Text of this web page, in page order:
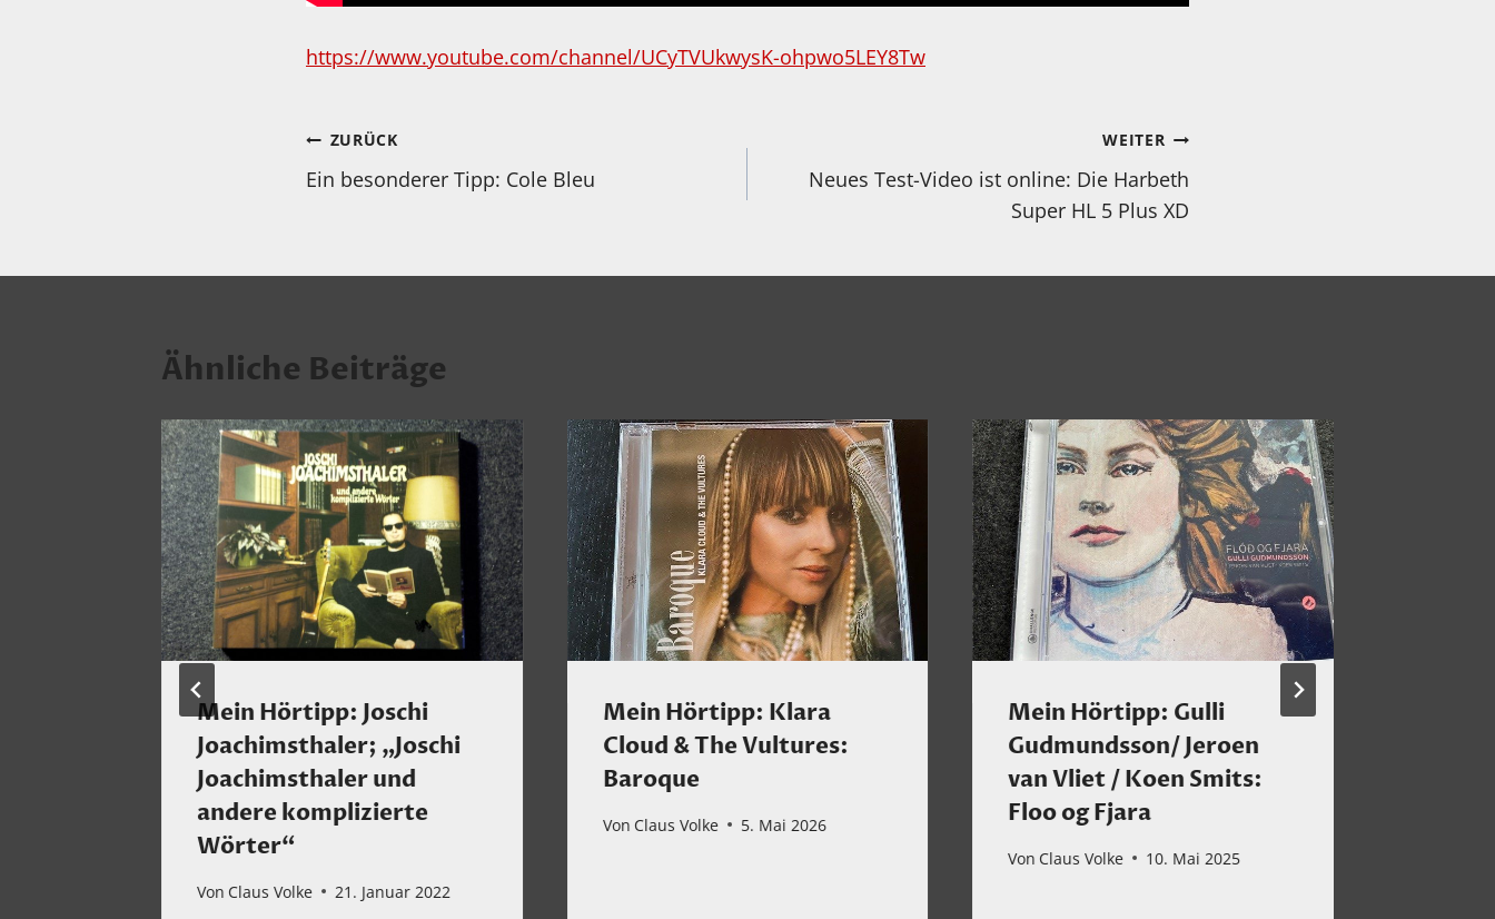
https://www.youtube.com/channel/UCyTVUkwysK-ohpwo5LEY8Tw
Beitragsnavigation
ZURÜCK
Ein besonderer Tipp: Cole Bleu
WEITER
Neues Test-Video ist online: Die Harbeth
Super HL 5 Plus XD
Ähnliche Beiträge
Mein Hörtipp: Joschi
Joachimsthaler; „Joschi
Joachimsthaler und
andere komplizierte
Wörter“
Von Claus Volke 21. Januar 2022
Mein Hörtipp: Klara
Cloud & The Vultures:
Baroque
Von Claus Volke 5. Mai 2026
Mein Hörtipp: Gulli
Gudmundsson/ Jeroen
van Vliet / Koen Smits:
Floo og Fjara
Von Claus Volke 10. Mai 2025